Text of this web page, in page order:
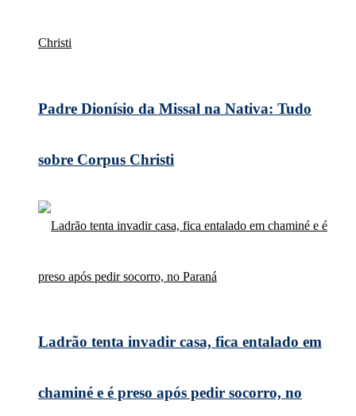
Padre Dionísio da Missal na Nativa: Tudo
sobre Corpus Christi
Ladrão tenta invadir casa, fica entalado em
chaminé e é preso após pedir socorro, no